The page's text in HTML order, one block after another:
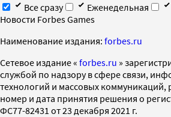
Все сразу
Еженедельная
Новости Forbes Games
Наименование издания: forbes.ru
Cетевое издание « forbes.ru »
службой по надзору в сфере связи,
технологий и массовых коммуникаций,
номер и дата принятия решения о
ФС77-82431 от 23 декабря 2021 г.